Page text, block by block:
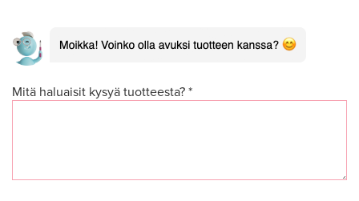
Mitä haluaisit kysyä tuotteesta? *